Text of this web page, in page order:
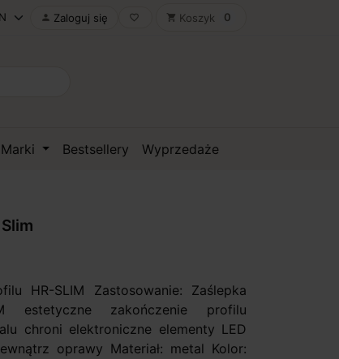
 Zaloguj się favorite_border shopping_cart Koszyk 0
Marki Bestsellery Wyprzedaże
HR-SLIM Zastosowanie: Zaślepka
estetyczne zakończenie profilu
chroni elektroniczne elementy LED
oprawy Materiał: metal Kolor: